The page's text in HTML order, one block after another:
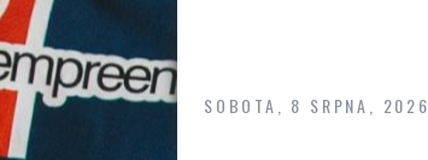
content
SOBOTA, 8 SRPNA, 2026